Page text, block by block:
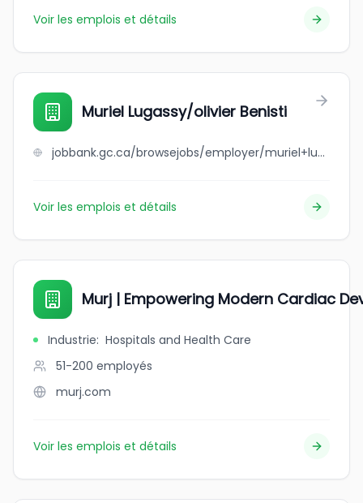
Voir les emplois et détails
Muriel Lugassy/olivier Benisti
jobbank.gc.ca/browsejobs/employer/muriel+lugassy%2Folivier+benisti/ca
Voir les emplois et détails
Murj | Empowering Modern Cardiac
Industrie: Hospitals and Health Care
51-200 employés
murj.com
Voir les emplois et détails